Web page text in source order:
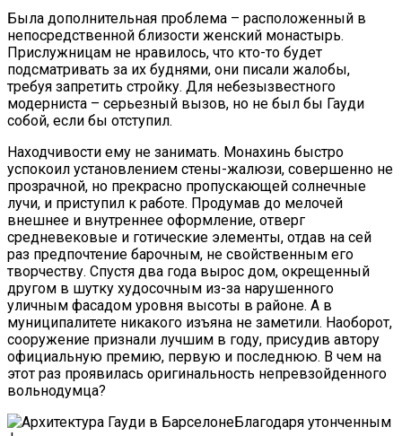
Была дополнительная проблема – расположенный в
непосредственной близости женский монастырь.
Прислужницам не нравилось, что кто-то будет
подсматривать за их буднями, они писали жалобы,
требуя запретить стройку. Для небезызвестного
модерниста – серьезный вызов, но не был бы Гауди
собой, если бы отступил.
Находчивости ему не занимать. Монахинь быстро
успокоил установлением стены-жалюзи, совершенно не
прозрачной, но прекрасно пропускающей солнечные
лучи, и приступил к работе. Продумав до мелочей
внешнее и внутреннее оформление, отверг
средневековые и готические элементы, отдав на сей
раз предпочтение барочным, не свойственным его
творчеству. Спустя два года вырос дом, окрещенный
другом в шутку худосочным из-за нарушенного
уличным фасадом уровня высоты в районе. А в
муниципалитете никакого изъяна не заметили. Наоборот,
сооружение признали лучшим в году, присудив автору
официальную премию, первую и последнюю. В чем на
этот раз проявилась оригинальность непревзойденного
вольнодумца?
Благодаря утонченным